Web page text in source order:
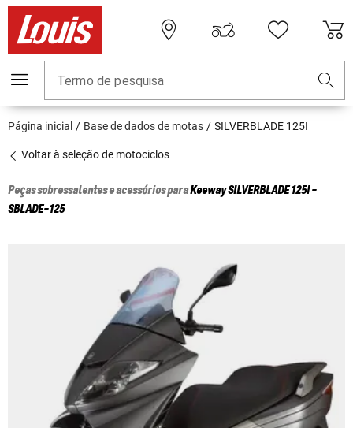
Termo de pesquisa
Página inicial Base de dados de motas SILVERBLADE 125I
Voltar à seleção de motociclos
Peças sobressalentes e acessórios paraKeewaySILVERBLADE 125I -
SBLADE-125